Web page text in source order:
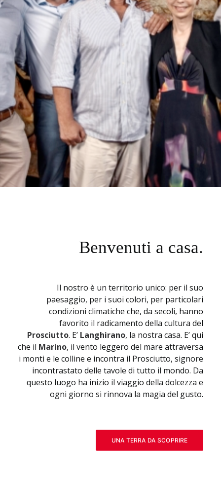
Benvenuti a casa.
Il nostro è un territorio unico: per il suo
paesaggio, per i suoi colori, per particolari
condizioni climatiche che, da secoli, hanno
favorito il radicamento della cultura del
Prosciutto. E’ Langhirano, la nostra casa. E’ qui
che il Marino, il vento leggero del mare attraversa
i monti e le colline e incontra il Prosciutto, signore
incontrastato delle tavole di tutto il mondo. Da
questo luogo ha inizio il viaggio della dolcezza e
ogni giorno si rinnova la magia del gusto.
UNA TERRA DA SCOPRIRE